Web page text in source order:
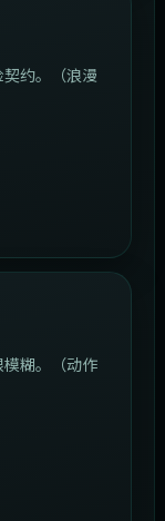
约。（浪漫
糊。（动作